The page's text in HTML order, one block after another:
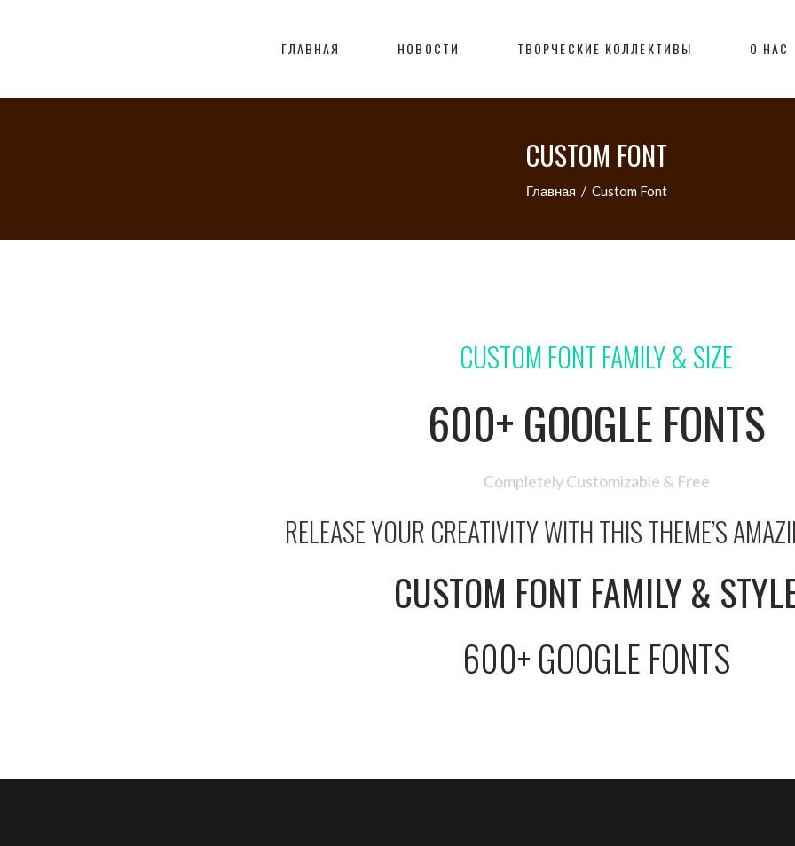
ГЛАВНАЯ НОВОСТИ ТВОРЧЕСКИЕ КОЛЛЕКТИВЫ О НАС
CUSTOM FONT
Главная / Custom Font
CUSTOM FONT FAMILY & SIZE
600+ GOOGLE FONTS
Completely Customizable & Free
RELEASE YOUR CREATIVITY WITH THIS THEME’S
CUSTOM FONT FAMILY &
600+ GOOGLE FONTS